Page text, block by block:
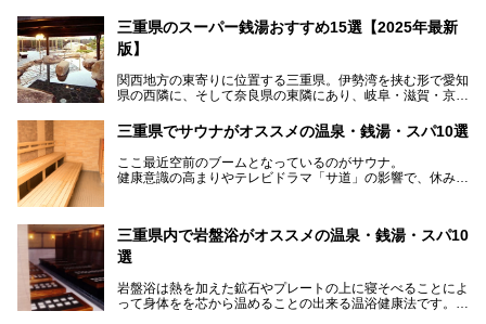
らも英虞湾が一望できる人気の旅館「賢島宝生苑（かしこじ
まほうじょうえん）」をご紹介します。日帰り入浴もできま
すよ！
───
提供元：賢島宝生苑【PR】
三重県のスーパー銭湯おすすめ15選【2025年最新
版】
関西地方の東寄りに位置する三重県。伊勢湾を挟む形で愛知
県の西隣に、そして奈良県の東隣にあり、岐阜・滋賀・京
伊勢神宮を擁する伊勢志摩や、世界遺産に登録された熊野古
道をはじめ、鳥羽水族館、忍者の里・伊賀、鈴鹿サーキッ
ト、松坂牛に伊勢海老……と、観光＆グルメの宝庫です。
東からも西からも訪れやすい三重県には、ハイクオリティな
スーパー銭湯がたくさん！お風呂も食事もコスパもいい、お
三重県でサウナがオススメの温泉・銭湯・スパ10選
ここ最近空前のブームとなっているのがサウナ。
健康意識の高まりやテレビドラマ「サ道」の影響で、休みの
いサウナのある温泉や銭湯、スパをご紹介。
気軽に立ち寄れてリラックス効果の高いサウナで、日頃の疲
れをリフレッシュしませんか？
三重県内で岩盤浴がオススメの温泉・銭湯・スパ10
選
岩盤浴は熱を加えた鉱石やプレートの上に寝そべることによ
って身体をを芯から温めることの出来る温浴健康法です。じ